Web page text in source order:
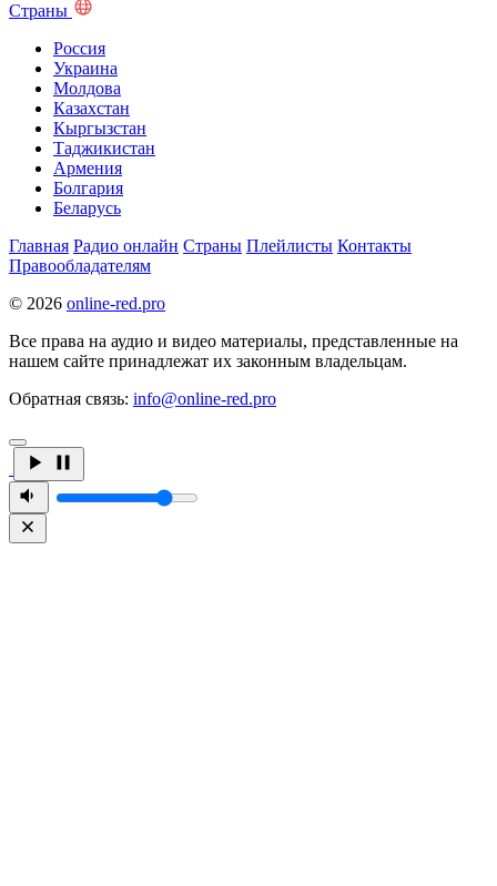
Страны
Россия
Украина
Молдова
Казахстан
Кыргызстан
Таджикистан
Армения
Болгария
Беларусь
Главная Радио онлайн Страны Плейлисты Контакты
Правообладателям
© 2026 online-red.pro
Все права на аудио и видео материалы, представленные на
нашем сайте принадлежат их законным владельцам.
Обратная связь: info@online-red.pro